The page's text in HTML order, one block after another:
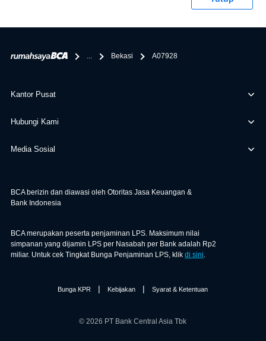
bertanggung jawab terhadap informasi yang rekanan
... Bekasi A07928
Kantor Pusat
Hubungi Kami
Media Sosial
BCA berizin dan diawasi oleh Otoritas Jasa Keuangan &
Bank Indonesia
BCA merupakan peserta penjaminan LPS. Maksimum nilai
simpanan yang dijamin LPS per Nasabah per Bank adalah Rp2
miliar. Untuk cek Tingkat Bunga Penjaminan LPS, klik di sini.
Bunga KPR | Kebijakan | Syarat & Ketentuan
© 2026 PT Bank Central Asia Tbk